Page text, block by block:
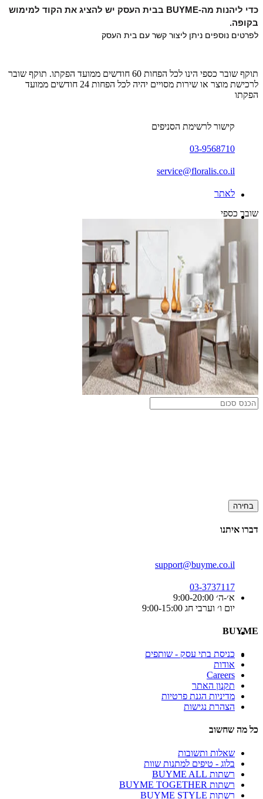
כדי ליהנות מה-BUYME בבית העסק יש להציג את הקוד למימוש
בקופה.
לפרטים נוספים ניתן ליצור קשר עם בית העסק
תוקף שובר כספי הינו לכל הפחות 60 חודשים ממועד הפקתו. תוקף שובר
לרכישת מוצר או שירות מסויים יהיה לכל הפחות 24 חודשים ממועד
הפקתו
קישור לרשימת הסניפים
03-9568710
service@floralis.co.il
לאתר
שובר כספי
בחירה
דברו איתנו
support@buyme.co.il
03-3737117
א׳-ה׳ 9:00-20:00
יום ו׳ וערבי חג 9:00-15:00
BUYME
כניסת בתי עסק - שותפים
אודות
Careers
תקנון האתר
מדיניות הגנת פרטיות
הצהרת נגישות
כל מה שחשוב
שאלות ותשובות
בלוג - טיפים למתנות שוות
רשתות BUYME ALL
רשתות BUYME TOGETHER
רשתות BUYME STYLE